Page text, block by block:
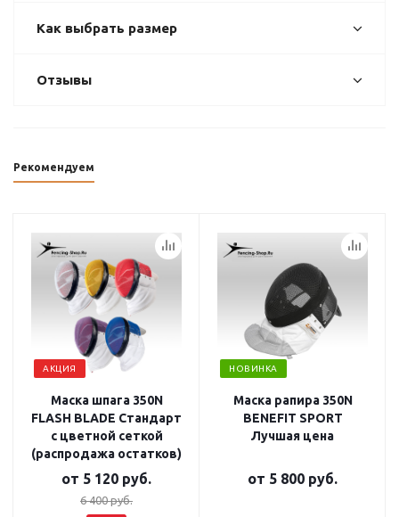
Как выбрать размер
Отзывы
Рекомендуем
АКЦИЯ
Маска шпага 350N
FLASH BLADE Стандарт
с цветной сеткой
(распродажа остатков)
от 5 120 руб.
6 400 руб.
НОВИНКА
Маска рапира 350N
BENEFIT SPORT
Лучшая цена
от 5 800 руб.